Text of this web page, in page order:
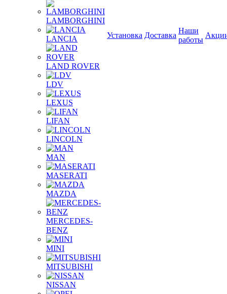
LAMBORGHINI
LANCIA
LAND ROVER
LDV
LEXUS
LIFAN
LINCOLN
MAN
MASERATI
MAZDA
MERCEDES-
BENZ
MINI
MITSUBISHI
NISSAN
Установка Доставка
Наши
работы